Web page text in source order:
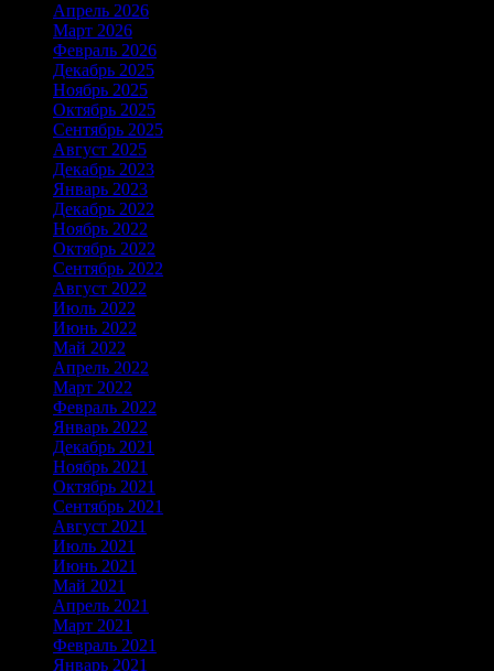
Апрель 2026
Март 2026
Февраль 2026
Декабрь 2025
Ноябрь 2025
Октябрь 2025
Сентябрь 2025
Август 2025
Декабрь 2023
Январь 2023
Декабрь 2022
Ноябрь 2022
Октябрь 2022
Сентябрь 2022
Август 2022
Июль 2022
Июнь 2022
Май 2022
Апрель 2022
Март 2022
Февраль 2022
Январь 2022
Декабрь 2021
Ноябрь 2021
Октябрь 2021
Сентябрь 2021
Август 2021
Июль 2021
Июнь 2021
Май 2021
Апрель 2021
Март 2021
Февраль 2021
Январь 2021